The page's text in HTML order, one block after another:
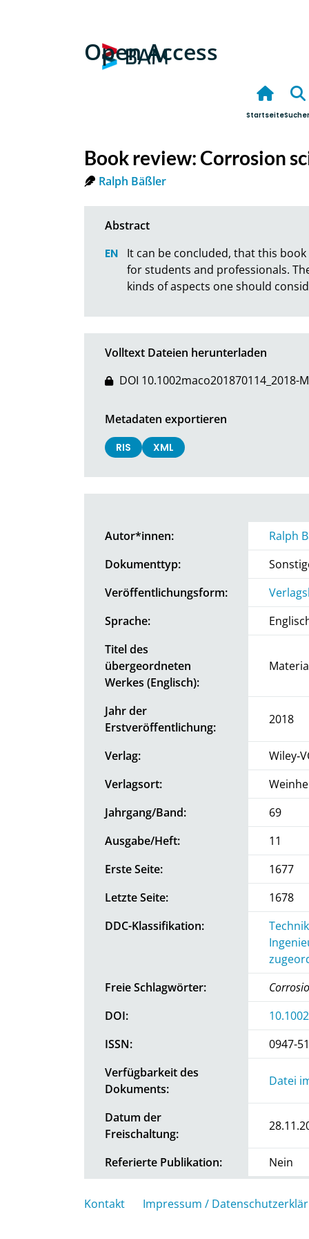
Open Access
Startseite
Book review: Corrosion
Ralph Bäßler
It can be concluded, that this
for students and professionals.
kinds of aspects one should
Volltext Dateien herunterladen
DOI 10.1002maco201870114_2018-
Metadaten exportieren
RIS XML
Autor*innen:
Ralph
Dokumenttyp:
Veröffentlichungsform:
Sprache:
Titel des
übergeordneten
Werkes (Englisch):
Jahr der
Erstveröffentlichung:
2018
Verlag:
Verlagsort:
Jahrgang/Band:
69
Ausgabe/Heft:
11
Erste Seite:
1677
Letzte Seite:
1678
DDC-Klassifikation:
Freie Schlagwörter:
DOI:
ISSN:
0947-
Verfügbarkeit des
Dokuments:
Datei
Datum der
Freischaltung:
Referierte Publikation: Nein
Kontakt Impressum /